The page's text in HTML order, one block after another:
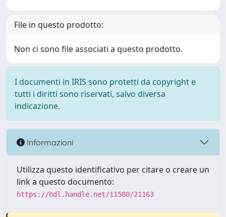
File in questo prodotto:
Non ci sono file associati a questo prodotto.
I documenti in IRIS sono protetti da copyright e
tutti i diritti sono riservati, salvo diversa
indicazione.
Informazioni
Utilizza questo identificativo per citare o creare un
link a questo documento:
https://hdl.handle.net/11580/21163